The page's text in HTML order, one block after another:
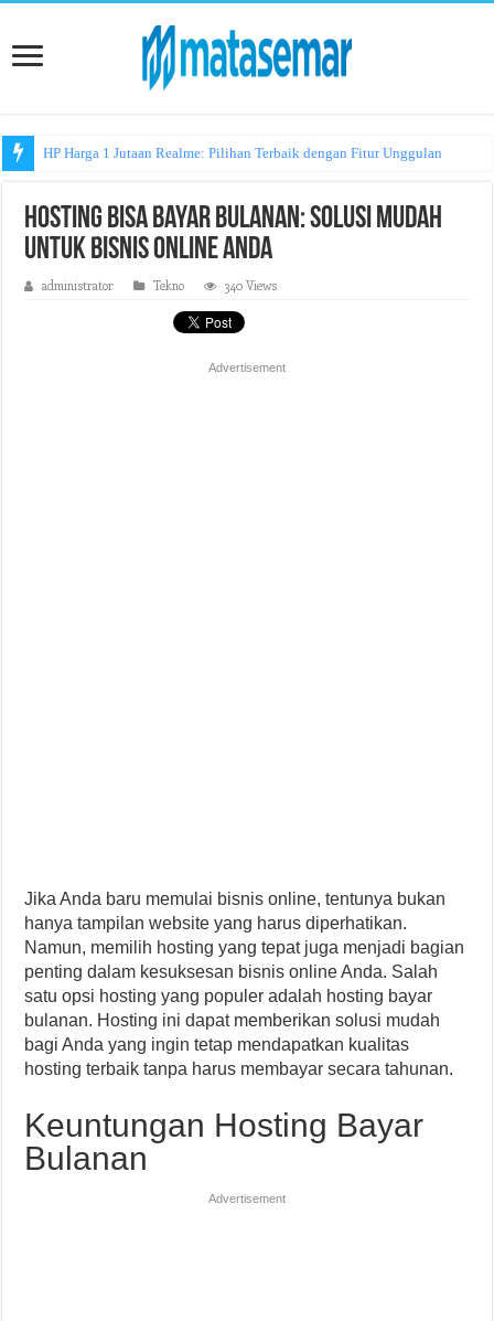
HP Harga 1 Jutaan Realme: Pilihan Terbaik dengan Fitur Unggulan
Hosting Bisa Bayar Bulanan: Solusi Mudah
untuk Bisnis Online Anda
administrator Tekno 340 Views
Advertisement
Jika Anda baru memulai bisnis online, tentunya bukan
hanya tampilan website yang harus diperhatikan.
Namun, memilih hosting yang tepat juga menjadi bagian
penting dalam kesuksesan bisnis online Anda. Salah
satu opsi hosting yang populer adalah hosting bayar
bulanan. Hosting ini dapat memberikan solusi mudah
bagi Anda yang ingin tetap mendapatkan kualitas
hosting terbaik tanpa harus membayar secara tahunan.
Keuntungan Hosting Bayar
Bulanan
Advertisement